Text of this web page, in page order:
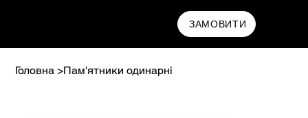
ЗАМОВИТИ
Головна >Пам'ятники одинарні